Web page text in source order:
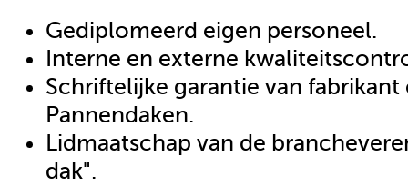
Gediplomeerd eigen personeel.
Interne en externe
Schriftelijke garantie van fabrikant
Pannendaken.
Lidmaatschap van de
dak".